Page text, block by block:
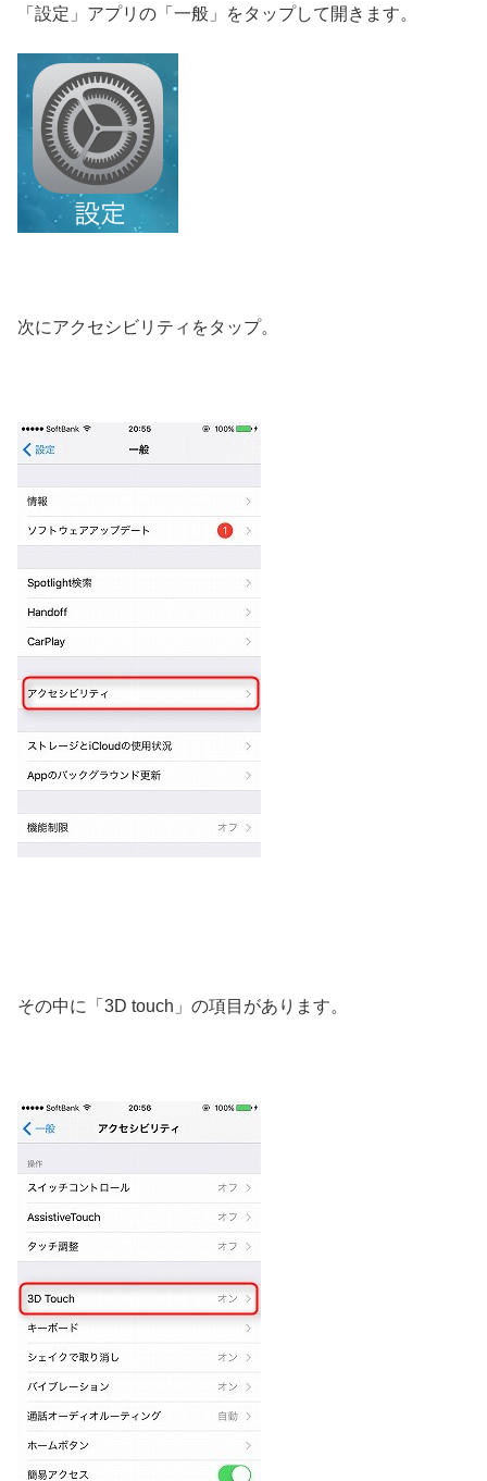
「設定」アプリの「一般」をタップして開きます。
次にアクセシビリティをタップ。
その中に「3D touch」の項目があります。